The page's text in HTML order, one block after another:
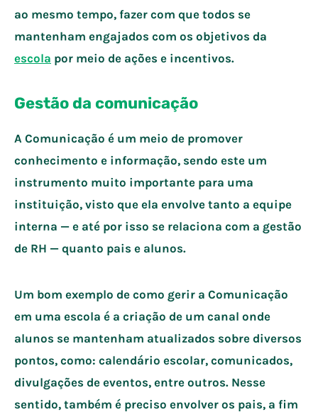
ao mesmo tempo, fazer com que todos se
mantenham engajados com os objetivos da
escola por meio de ações e incentivos.
Gestão da comunicação
A Comunicação é um meio de promover
conhecimento e informação, sendo este um
instrumento muito importante para uma
instituição, visto que ela envolve tanto a equipe
interna — e até por isso se relaciona com a gestão
de RH — quanto pais e alunos.
Um bom exemplo de como gerir a Comunicação
em uma escola é a criação de um canal onde
alunos se mantenham atualizados sobre diversos
pontos, como: calendário escolar, comunicados,
divulgações de eventos, entre outros. Nesse
sentido, também é preciso envolver os pais, a fim